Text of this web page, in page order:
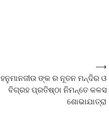
ହନୁମାନଜୀଉ ଙ୍କ ର ନୂତନ ମନ୍ଦିର ଓ
ବିଗ୍ରହ ପ୍ରତିଷ୍ଠା ନିମନ୍ତେ କଳସ
ଶୋଭାଯାତ୍ରା
⟶